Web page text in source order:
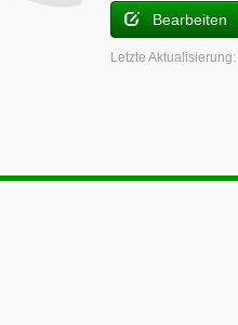
Bearbeiten
Letzte Aktualisierung: